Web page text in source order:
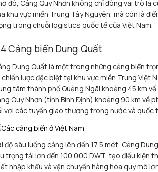
đó, Cảng Quy Nhơn không chỉ đóng vai trò là
khu vực miền Trung Tây Nguyên, mà còn là
trong chuỗi logistics quốc tế của Việt Nam.
Cảng biển Dung Quất
Dung Quất là một trong những cảng biển
lược đặc biệt tại khu vực miền Trung Việt
tâm thành phố Quảng Ngãi khoảng 45 km về
Quy Nhơn (tỉnh Bình Định) khoảng 90 km về
với các tuyến giao thương trong nước và quốc
độ sâu luồng cảng lên đến 17,5 mét, Cảng
trọng tải lớn đến 100.000 DWT, tạo điều kiện
nhập khẩu và vận chuyển hàng hóa quy mô